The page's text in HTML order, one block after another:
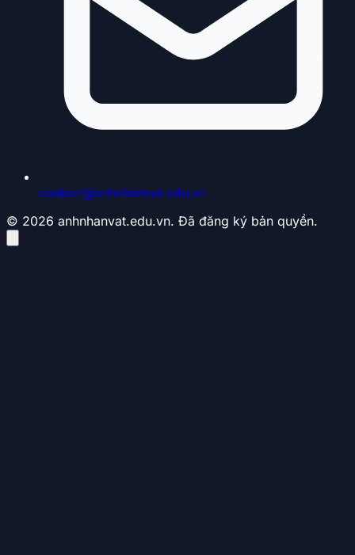
contact@anhnhanvat.edu.vn
© 2026 anhnhanvat.edu.vn. Đã đăng ký bản quyền.